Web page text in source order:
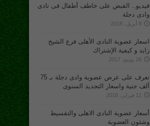
فيديو.. القبض على خاطف أطفال فى نادى
وادى دجلة
8 أبريل، 2018
اسعار عضوية النادى الأهلى فرع الشيخ
زايد و كيفية الإشتراك
26 يونيو، 2017
تعرف على عرض عضوية وادى دجلة بـ 75
ألف جنية واسعار التجديد السنوى
11 فبراير، 2018
أسعار عضوية النادى الاهلى والتقسيط
وشئون العضوية